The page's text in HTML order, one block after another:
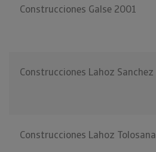
Construcciones Galse 2001
Construcciones Lahoz Sanchez
Construcciones Lahoz Tolosana